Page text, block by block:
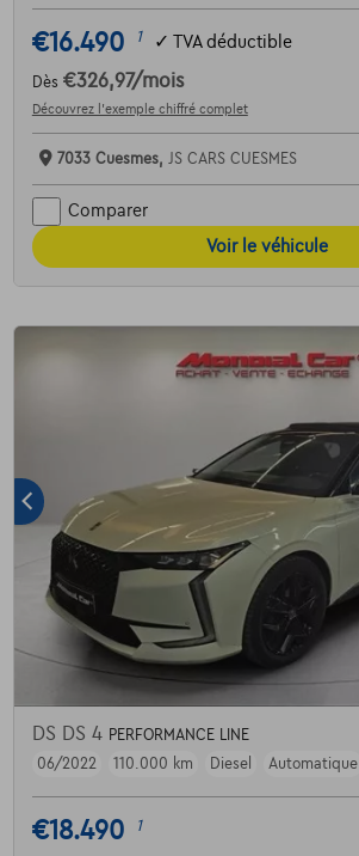
€16.490 1 ✓ TVA déductible
Dès €326,97/mois
Découvrez l’exemple chiffré complet
7033 Cuesmes, JS CARS CUESMES
Comparer
Voir le véhicule
DS DS 4 PERFORMANCE LINE
06/2022
110.000 km Diesel Automatique
€18.490 1